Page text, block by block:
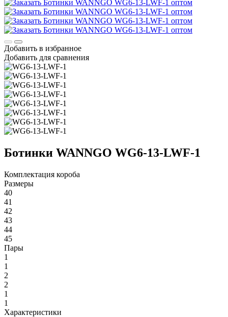
Добавить в избранное
Добавить для сравнения
Ботинки WANNGO WG6‑13‑LWF‑1
Комплектация короба
Размеры
40
41
42
43
44
45
Пары
1
1
2
2
1
1
Характеристики